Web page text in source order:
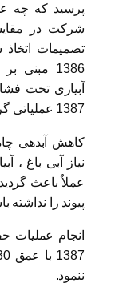
پرسید که چه
شرکت در
تصمیمات
1386
1387 عملیاتی گردید و به مرحله بهره برداری رسید.
کاهش آبدهی
نیاز آبی باغ ،
عملاٌ باعث
پیوند را نداشته
ننمود.